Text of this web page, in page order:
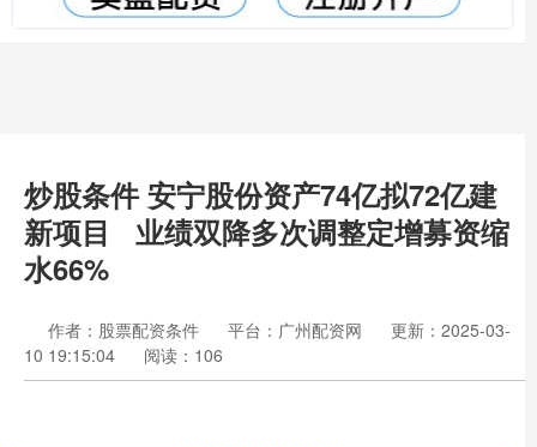
炒股条件 安宁股份资产74亿拟72亿建
新项目 业绩双降多次调整定增募资缩
水66%
作者：股票配资条件 平台：广州配资网
更新：2025-03-
10 19:15:04
阅读：106